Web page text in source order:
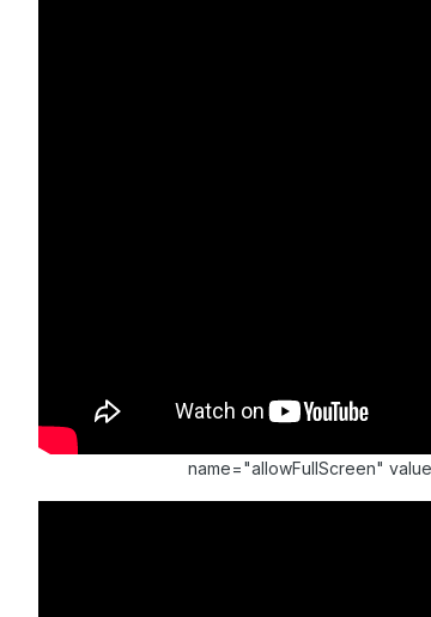
name="allowFullScreen"